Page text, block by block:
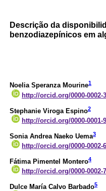
Descrição da
benzodiazepínicos em
Noelia Speranza Mourine1
http://orcid.org/0000-0002-
Stephanie Viroga Espino2
http://orcid.org/0000-0001-
Sonia Andrea Naeko Uema3
http://orcid.org/0000-0002-
Fátima Pimentel Montero4
http://orcid.org/0000-0002-
Dulce María Calvo Barbado5